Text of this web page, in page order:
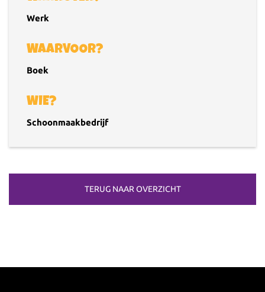
Werk
WAARVOOR?
Boek
WIE?
Schoonmaakbedrijf
TERUG NAAR OVERZICHT